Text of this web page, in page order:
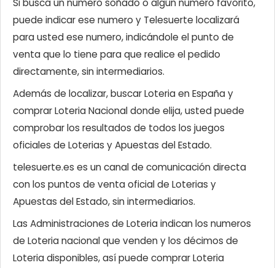
Si busca un numero soñado o algún numero favorito,
puede indicar ese numero y Telesuerte localizará
para usted ese numero, indicándole el punto de
venta que lo tiene para que realice el pedido
directamente, sin intermediarios.
Además de localizar, buscar Loteria en España y
comprar Loteria Nacional donde elija, usted puede
comprobar los resultados de todos los juegos
oficiales de Loterias y Apuestas del Estado.
telesuerte.es es un canal de comunicación directa
con los puntos de venta oficial de Loterias y
Apuestas del Estado, sin intermediarios.
Las Administraciones de Loteria indican los numeros
de Loteria nacional que venden y los décimos de
Loteria disponibles, así puede comprar Loteria